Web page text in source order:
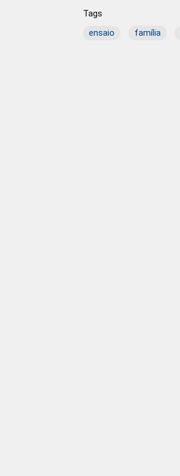
Tags
ensaio
família